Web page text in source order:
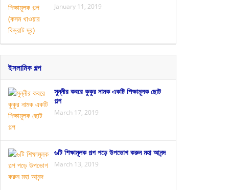
January 11, 2019
ইসলামিক গল্প
সুন্নীর কবরে কুকুর নামক একটি শিক্ষামূলক ছোট
গল্প
March 17, 2019
৬টি শিক্ষামূলক গল্প পড়ে উপভোগ করুন মহা আনন্দ
March 13, 2019